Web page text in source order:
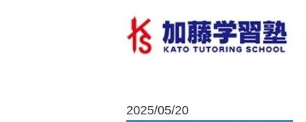
2025/05/20